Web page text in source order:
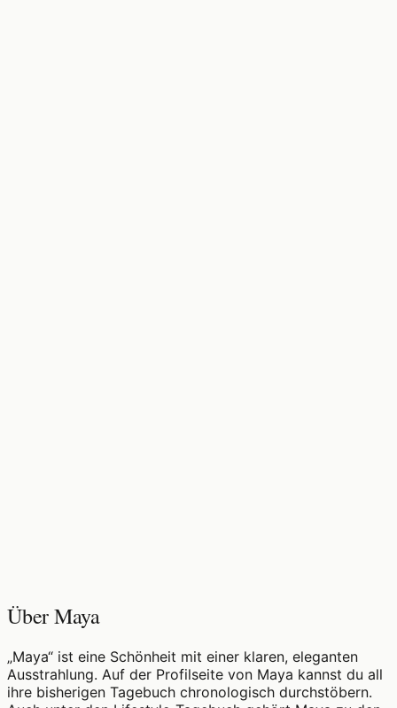
Über Maya
„Maya“ ist eine Schönheit mit einer klaren, eleganten
Ausstrahlung. Auf der Profilseite von Maya kannst du all
ihre bisherigen Tagebuch chronologisch durchstöbern.